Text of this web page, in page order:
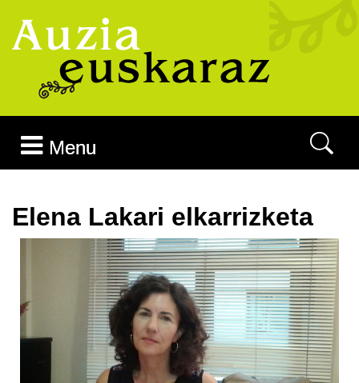
Menu
Elena Lakari elkarrizketa